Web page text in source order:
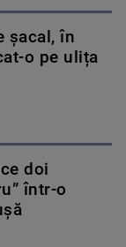
șacal, în
o pe ulița
doi
într-o